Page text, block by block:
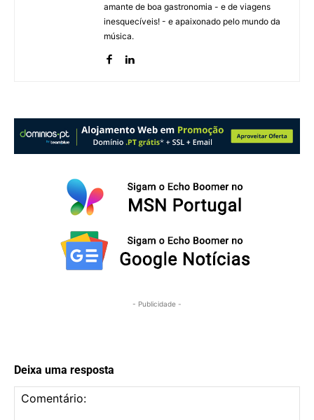
amante de boa gastronomia - e de viagens
inesquecíveis! - e apaixonado pelo mundo da
música.
- Publicidade -
Deixa uma resposta